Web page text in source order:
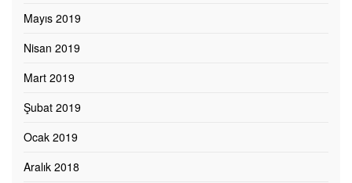
Mayıs 2019
Nisan 2019
Mart 2019
Şubat 2019
Ocak 2019
Aralık 2018